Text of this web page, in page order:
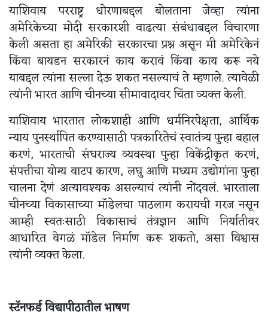
याशिवाय परराष्ट्र धोरणाबद्दल बोलताना जेव्हा त्यांना
अमेरिकेच्या मोदी सरकारशी वाढत्या संबंधाबद्दल विचारणा
केली असता हा अमेरिकी सरकारचा प्रश्न असून मी अमेरिकेनं
किंवा बायडन सरकारनं काय करावं किंवा काय करू नये
याबद्दल त्यांना सल्ला देऊ शकत नसल्याचं ते म्हणाले. त्यावेळी
त्यांनी भारत आणि चीनच्या सीमावादावर चिंता व्यक्त केली.
याशिवाय भारतात लोकशाही आणि धर्मनिरपेक्षता, आर्थिक
न्याय पुनर्स्थापित करण्यासाठी पत्रकारितेचं स्वातंत्र्य पुन्हा बहाल
करणं, भारताची संघराज्य व्यवस्था पुन्हा विकेंद्रीकृत करणं,
संपत्तीचा योग्य वाटप कारण, लघु आणि मध्यम उद्योगांना पुन्हा
चालना देणं अत्यावश्यक असल्याचं त्यांनी नोंदवलं. भारताला
चीनच्या विकासाच्या मॉडेलचा पाठलाग करायची गरज नसून
आम्ही स्वतःसाठी विकासाचं तंत्रज्ञान आणि निर्यातीवर
आधारित वेगळं मॉडेल निर्माण करू शकतो, असा विश्वास
त्यांनी व्यक्त केला.
स्टॅनफर्ड विद्यापीठातील भाषण